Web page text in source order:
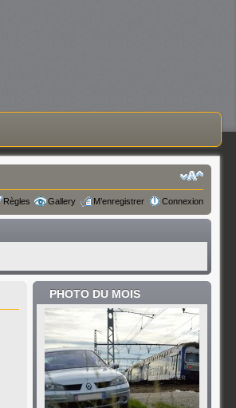
Règles Gallery M’enregistrer Connexion
PHOTO DU MOIS